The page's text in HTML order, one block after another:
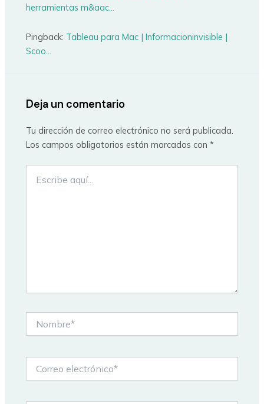
herramientas m&aac...
Pingback: Tableau para Mac | Informacioninvisible |
Scoo...
Deja un comentario
Tu dirección de correo electrónico no será publicada.
Los campos obligatorios están marcados con*
aquí...
electrónico*